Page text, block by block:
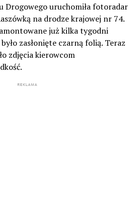
Drogowego uruchomiła fotoradar
na drodze krajowej nr 74.
już kilka tygodni
zasłonięte czarną folią. Teraz
zdjęcia kierowcom